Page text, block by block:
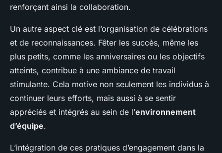
renforçant ainsi la collaboration.
Un autre aspect clé est l’organisation de célébrations
et de reconnaissances. Fêter les succès, même les
plus petits, comme les anniversaires ou les objectifs
atteints, contribue à une ambiance de travail
stimulante. Cela motive non seulement les individus à
continuer leurs efforts, mais aussi à se sentir
appréciés et intégrés au sein de l’environnement
d’équipe.
L’intégration de ces pratiques d’engagement dans la